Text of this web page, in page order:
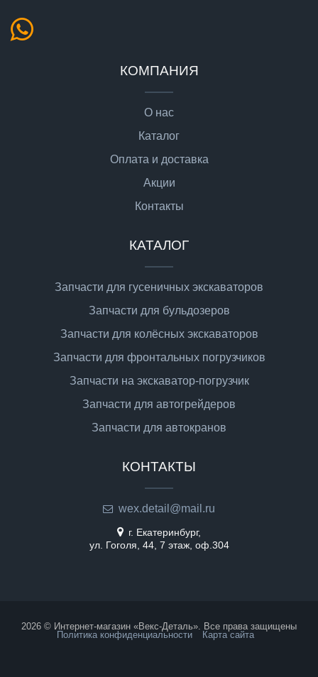
КОМПАНИЯ
О нас
Каталог
Оплата и доставка
Акции
Контакты
КАТАЛОГ
Запчасти для гусеничных экскаваторов
Запчасти для бульдозеров
Запчасти для колёсных экскаваторов
Запчасти для фронтальных погрузчиков
Запчасти на экскаватор-погрузчик
Запчасти для автогрейдеров
Запчасти для автокранов
КОНТАКТЫ
wex.detail@mail.ru
г. Екатеринбург,
ул. Гоголя, 44, 7 этаж, оф.304
2026 © Интернет-магазин «Векс-Деталь». Все права защищены
Политика конфиденциальности
Карта сайта